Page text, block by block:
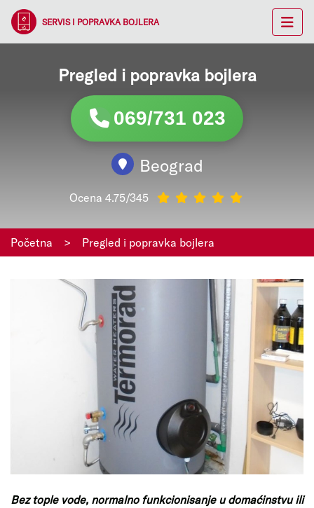
SERVIS I POPRAVKA BOJLERA
Pregled i popravka bojlera
069/731 023
Beograd
Ocena 4.75/345
Početna > Pregled i popravka bojlera
Bez tople vode, normalno funkcionisanje u domaćinstvu ili